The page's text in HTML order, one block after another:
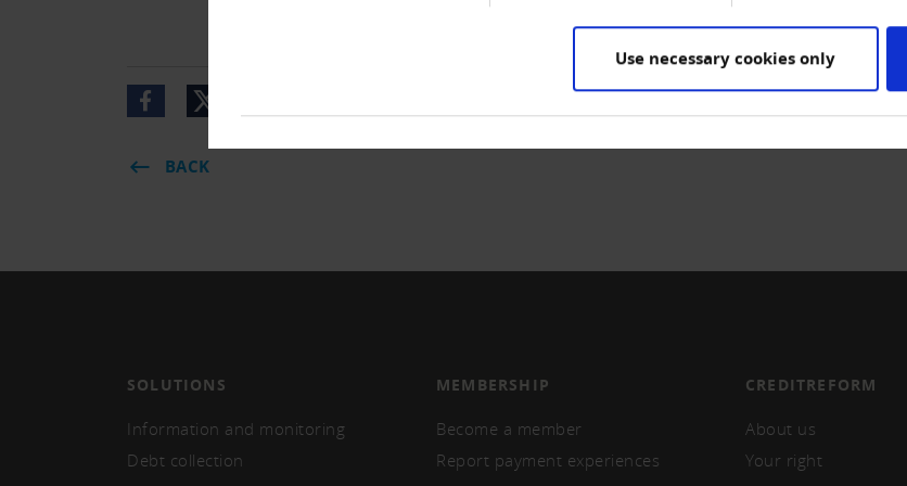
Use necessary cookies only
BACK
SOLUTIONS
Information and monitoring
Debt collection
MEMBERSHIP
Become a member
Report payment experiences
CREDITREFORM
About us
Your right